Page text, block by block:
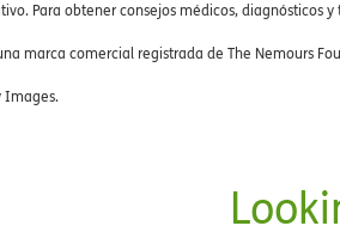
Para obtener consejos médicos, diagnósticos
marca comercial registrada de The Nemours
Images.